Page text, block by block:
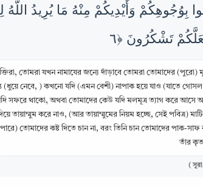
بِوُجُوهِكُمْ وَأَيْدِيكُمْ مِنْهُ مَا يُرِيدُ اللَّهُ
তোমরা যখন নামাযের জন্যে দাঁড়াবে তোমরা তোমাদের
(ধুয়ে নেবে, ) কখনো যদি (এমন বেশী) নাপাক হয়ে যাও (যাতে
সফরে থাকো, অথবা তোমাদের কেউ যদি মলমূত্র ত্যাগ করে আসে
দিয়ে তায়াম্মুম করে নাও, (আর তায়াম্মুমের নিয়ম হচ্ছে, সেই
তোমাদের কষ্ট দিতে চান না, বরং তিনি চান তোমাদের
তাঁর
(